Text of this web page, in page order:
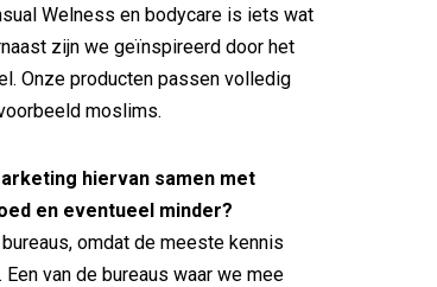
Welness en bodycare is iets wat
zijn we geïnspireerd door het
Onze producten passen volledig
moslims.
hiervan samen met
en eventueel minder?
omdat de meeste kennis
van de bureaus waar we mee